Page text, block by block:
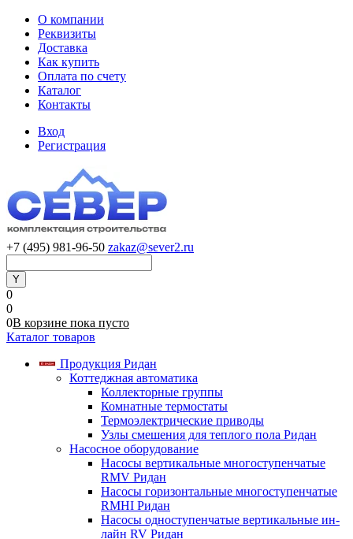
О компании
Реквизиты
Доставка
Как купить
Оплата по счету
Каталог
Контакты
Вход
Регистрация
+7 (495) 981-96-50 zakaz@sever2.ru
0
0
0В корзине пока пусто
Каталог товаров
Продукция Ридан
Коттеджная автоматика
Коллекторные группы
Комнатные термостаты
Термоэлектрические приводы
Узлы смешения для теплого пола Ридан
Насосное оборудование
Насосы вертикальные многоступенчатые
RMV Ридан
Насосы горизонтальные многоступенчатые
RMHI Ридан
Насосы одноступенчатые вертикальные ин-
лайн RV Ридан